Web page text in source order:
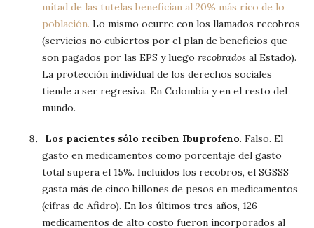
mitad de las tutelas benefician al 20% más rico de lo
población. Lo mismo ocurre con los llamados recobros
(servicios no cubiertos por el plan de beneficios que
son pagados por las EPS y luego recobrados al Estado).
La protección individual de los derechos sociales
tiende a ser regresiva. En Colombia y en el resto del
mundo.
Los pacientes sólo reciben Ibuprofeno. Falso. El
gasto en medicamentos como porcentaje del gasto
total supera el 15%. Incluidos los recobros, el SGSSS
gasta más de cinco billones de pesos en medicamentos
(cifras de Afidro). En los últimos tres años, 126
medicamentos de alto costo fueron incorporados al